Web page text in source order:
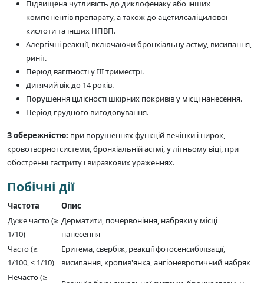
Підвищена чутливість до диклофенаку або інших
компонентів препарату, а також до ацетилсаліцилової
кислоти та інших НПВП.
Алергічні реакції, включаючи бронхіальну астму, висипання,
риніт.
Період вагітності у III триместрі.
Дитячий вік до 14 років.
Порушення цілісності шкірних покривів у місці нанесення.
Період грудного вигодовування.
З обережністю: при порушеннях функцій печінки і нирок,
кровотворної системи, бронхіальній астмі, у літньому віці, при
обостренні гастриту і виразкових ураженнях.
Побічні дії
Частота
Опис
Дуже часто (≥
1/10)
Дерматити, почервоніння, набряки у місці
нанесення
Часто (≥
1/100, < 1/10)
Еритема, свербіж, реакції фотосенсибілізації,
висипання, кропив'янка, ангіоневротичний набряк
Нечасто (≥